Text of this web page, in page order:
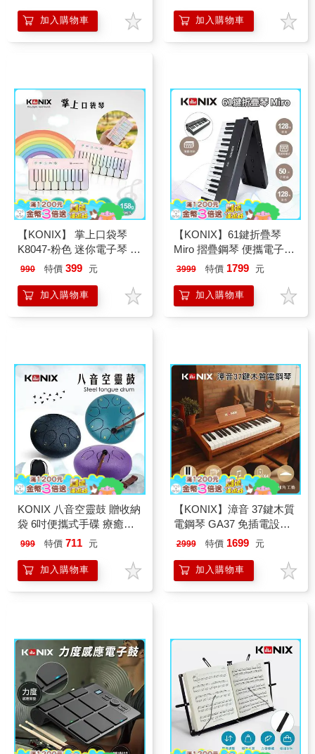
加入購物車 加入購物車
【KONIX】 掌上口袋琴
K8047-粉色 迷你電子琴 學
習電子琴 兒童音樂玩具 七
990 特價 399 元
加入購物車
【KONIX】61鍵折疊琴
Miro 摺疊鋼琴 便攜電子琴
鍵盤樂器 可外接音響耳機
鋼琴入門推薦
3999 特價 1799 元
加入購物車
KONIX 八音空靈鼓 贈收納
袋 6吋便攜式手碟 療癒樂
器 瑜伽冥想 放鬆舒壓
999 特價 711 元
加入購物車
【KONIX】漳音 37鍵木質
電鋼琴 GA37 免插電設計
居家旅宿藝術逸品 標準琴
2999 特價 1699 元
加入購物車